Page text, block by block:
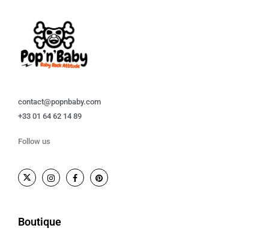
contact@popnbaby.com
+33 01 64 62 14 89
Follow us
Boutique